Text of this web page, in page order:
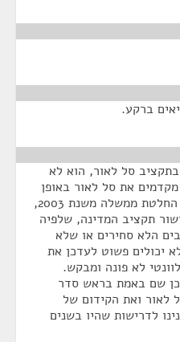
ברקע.
סל לאור, הוא לא
את סל לאור באופן
ספציפי או כל רכיב אחר. קיימת החלטת ממשלה משנת 2003,
תקציב המדינה, שלפיה
הלא סחירים או שלא
יכולים פשוט לעדכן את
לא פונה ומבקש.
כן שם באמת בראש סדר
לאור ואת הקידום של
לדרישות שהיו בשנים